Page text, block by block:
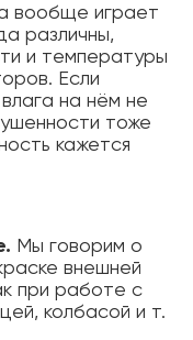
вообще играет
различны,
и температуры
Если
на нём не
тоже
кажется
Мы говорим о
внешней
при работе с
колбасой и т.